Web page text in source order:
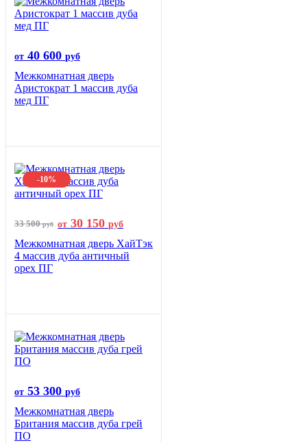
от 40 600 руб
Межкомнатная дверь
Аристократ 1 массив дуба
мед ПГ
-10%
33 500руб от 30 150 руб
Межкомнатная дверь ХайТэк
4 массив дуба античный
орех ПГ
от 53 300 руб
Межкомнатная дверь
Британия массив дуба грей
ПО